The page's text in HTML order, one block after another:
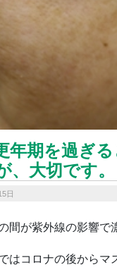
年期を過ぎ
、大切です。
日
間が紫外線の影響で
はコロナの後からマ